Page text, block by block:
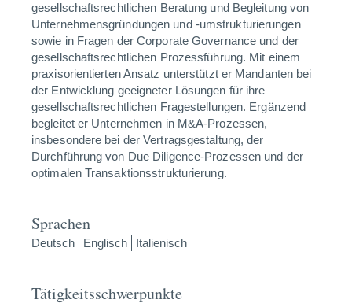
gesellschaftsrechtlichen Beratung und Begleitung von
Unternehmensgründungen und -umstrukturierungen
sowie in Fragen der Corporate Governance und der
gesellschaftsrechtlichen Prozessführung. Mit einem
praxisorientierten Ansatz unterstützt er Mandanten bei
der Entwicklung geeigneter Lösungen für ihre
gesellschaftsrechtlichen Fragestellungen. Ergänzend
begleitet er Unternehmen in M&A-Prozessen,
insbesondere bei der Vertragsgestaltung, der
Durchführung von Due Diligence-Prozessen und der
optimalen Transaktionsstrukturierung.
Sprachen
Deutsch Englisch Italienisch
Tätigkeitsschwerpunkte